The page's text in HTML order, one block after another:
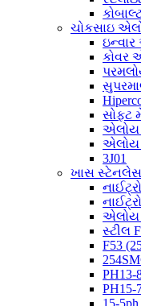
ચોકસાઇ
કોવર
સોફ્ટ
એલોય
એલોય
3J01
ખાસ સ્ટેનલેસ
એલોય
સ્ટીલ
F53
PH13-
PH15-
15-5ph